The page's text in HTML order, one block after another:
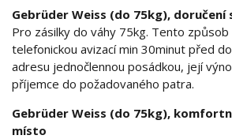
Gebrüder Weiss (do 75kg), doručení
Pro zásilky do váhy 75kg. Tento
telefonickou avizací min 30minut před
adresu jednočlennou posádkou, její
příjemce do požadovaného patra.
Gebrüder Weiss (do 75kg),
místo